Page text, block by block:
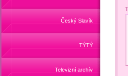
Český Slavík
TÝTÝ
Televizní archív